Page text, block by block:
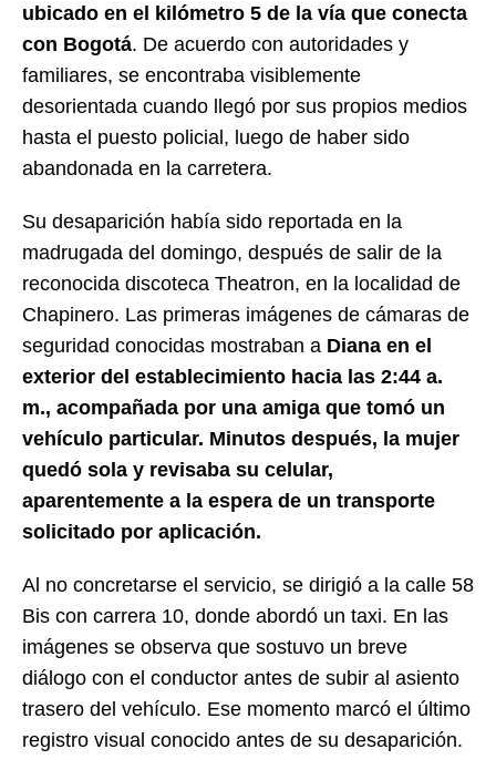
ubicado en el kilómetro 5 de la vía que conecta
con Bogotá. De acuerdo con autoridades y
familiares, se encontraba visiblemente
desorientada cuando llegó por sus propios medios
hasta el puesto policial, luego de haber sido
abandonada en la carretera.
Su desaparición había sido reportada en la
madrugada del domingo, después de salir de la
reconocida discoteca Theatron, en la localidad de
Chapinero. Las primeras imágenes de cámaras de
seguridad conocidas mostraban a Diana en el
exterior del establecimiento hacia las 2:44 a.
m., acompañada por una amiga que tomó un
vehículo particular. Minutos después, la mujer
quedó sola y revisaba su celular,
aparentemente a la espera de un transporte
solicitado por aplicación.
Al no concretarse el servicio, se dirigió a la calle 58
Bis con carrera 10, donde abordó un taxi. En las
imágenes se observa que sostuvo un breve
diálogo con el conductor antes de subir al asiento
trasero del vehículo. Ese momento marcó el último
registro visual conocido antes de su desaparición.